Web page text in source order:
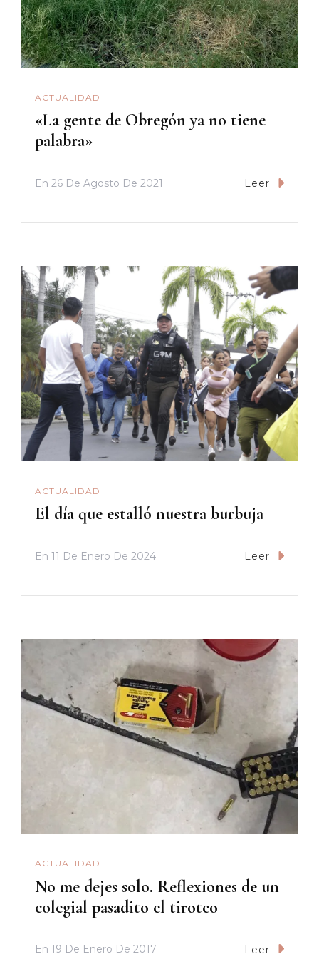
ACTUALIDAD
«La gente de Obregón ya no tiene
palabra»
En 26 De Agosto De 2021 Leer
ACTUALIDAD
El día que estalló nuestra burbuja
En 11 De Enero De 2024 Leer
ACTUALIDAD
No me dejes solo. Reflexiones de un
colegial pasadito el tiroteo
En 19 De Enero De 2017 Leer